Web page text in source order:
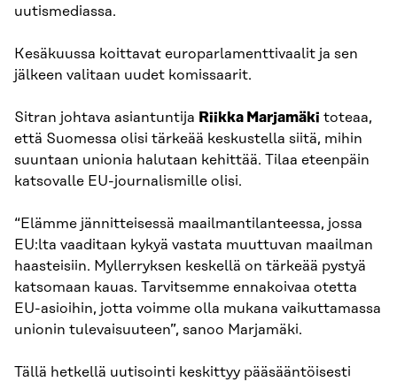
uutismediassa.
Kesäkuussa koittavat europarlamenttivaalit ja sen
jälkeen valitaan uudet komissaarit.
Sitran johtava asiantuntija Riikka Marjamäki toteaa,
että Suomessa olisi tärkeää keskustella siitä, mihin
suuntaan unionia halutaan kehittää. Tilaa eteenpäin
katsovalle EU-journalismille olisi.
“Elämme jännitteisessä maailmantilanteessa, jossa
EU:lta vaaditaan kykyä vastata muuttuvan maailman
haasteisiin. Myllerryksen keskellä on tärkeää pystyä
katsomaan kauas. Tarvitsemme ennakoivaa otetta
EU-asioihin, jotta voimme olla mukana vaikuttamassa
unionin tulevaisuuteen”, sanoo Marjamäki.
Tällä hetkellä uutisointi keskittyy pääsääntöisesti